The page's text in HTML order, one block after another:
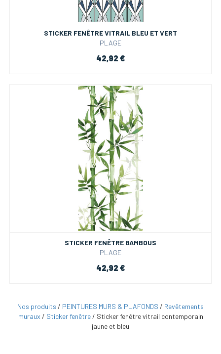
STICKER FENÊTRE VITRAIL BLEU ET VERT
PLAGE
42,92 €
STICKER FENÊTRE BAMBOUS
PLAGE
42,92 €
Nos produits / PEINTURES MURS & PLAFONDS / Revêtements
muraux / Sticker fenêtre/ Sticker fenêtre vitrail contemporain
jaune et bleu